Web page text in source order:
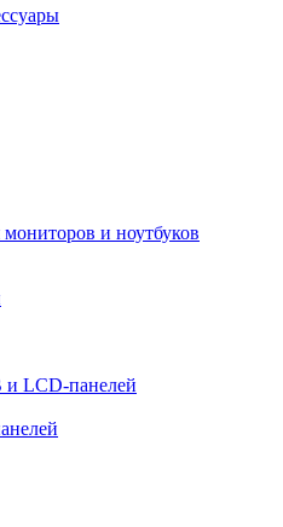
и ноутбуков
LCD-панелей